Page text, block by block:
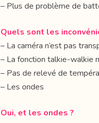
– Plus de problème de
Quels sont les
– La caméra n’est pas
– La fonction talkie-walkie
– Pas de relevé de
– Les ondes
Oui, et les ondes ?